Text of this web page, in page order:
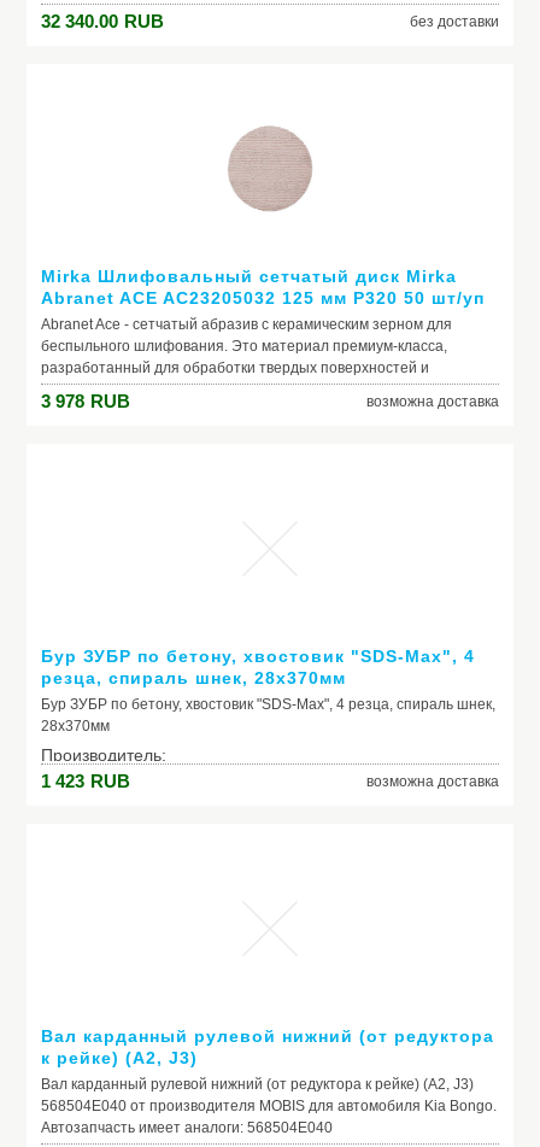
вращения снабжены подшипниками. Окраска порошковая из
комбинации 2-3 цветов на выбор заказчика: желтый, серый,
32 340.00 RUB без доставки
Mirka Шлифовальный сетчатый диск Mirka
Abranet ACE AC23205032 125 мм P320 50 шт/уп
Abranet Ace - сетчатый абразив с керамическим зерном для
беспыльного шлифования. Это материал премиум-класса,
разработанный для обработки твердых поверхностей и
выполнения более сложных и требовательных операций.
Благодаря оптимизированной структуре с...
3 978 RUB возможна доставка
Бур ЗУБР по бетону, хвостовик "SDS-Max", 4
резца, спираль шнек, 28x370мм
Бур ЗУБР по бетону, хвостовик "SDS-Max", 4 резца, спираль шнек,
28x370мм
Производитель:
1 423 RUB возможна доставка
Вал карданный рулевой нижний (от редуктора
к рейке) (A2, J3)
Вал карданный рулевой нижний (от редуктора к рейке) (A2, J3)
568504E040 от производителя MOBIS для автомобиля Kia Bongo.
Автозапчасть имеет аналоги: 568504E040